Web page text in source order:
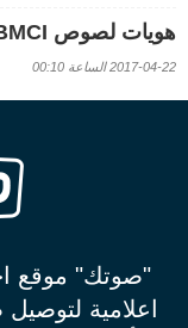
هويات لصوص BMCI الذين كشفتهم إمرأة
2017-04-22 الساعة 00:10
"صوتك" موقع
اعلامية